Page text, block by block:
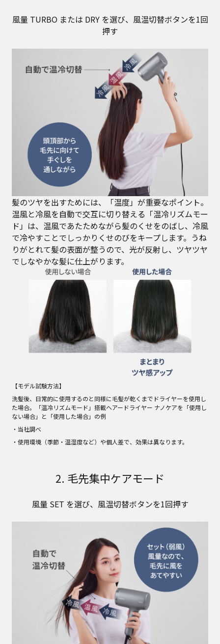
風量 TURBO または DRY を選び、風温切替ボタンを1回
押す
髪のツヤを出すためには、「温度」が重要なポイント。
温風と冷風を自動で交互に切り替える「温冷リズムモー
ド」は、温風であたためながら髪のくせをのばし、冷風
で冷やすことでしっかりくせのびをキープします。うね
りがとれて髪の表面が整うので、光が反射し、ツヤツヤ
でしなやかな髪に仕上がります。
【モデル試験方法】
洗髪後、日常的に使用するのと同様に毛髪が乾くまでドライヤーを使用し
た場合。「温冷リズムモード」搭載ヘアードライヤー ナノケアを「使用し
ない場合」と「使用した場合」の例
・当社調べ
・使用環境（季節・温湿度など）や個人差で、効果は異なります。
2. 毛先集中ケアモード
風量 SET を選び、風温切替ボタンを1回押す